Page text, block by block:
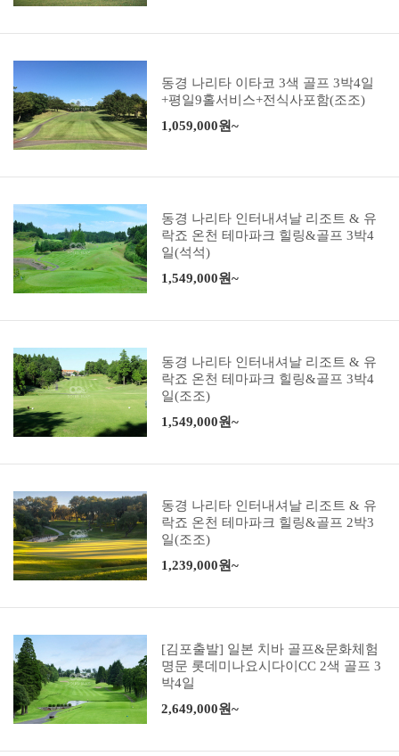
동경 나리타 이타코 3색 골프 3박4일
+평일9홀서비스+전식사포함(조조)
1,059,000원~
동경 나리타 인터내셔날 리조트 & 유
락죠 온천 테마파크 힐링&골프 3박4
일(석석)
1,549,000원~
동경 나리타 인터내셔날 리조트 & 유
락죠 온천 테마파크 힐링&골프 3박4
일(조조)
1,549,000원~
동경 나리타 인터내셔날 리조트 & 유
락죠 온천 테마파크 힐링&골프 2박3
일(조조)
1,239,000원~
[김포출발] 일본 치바 골프&문화체험
명문 롯데미나요시다이CC 2색 골프 3
박4일
2,649,000원~